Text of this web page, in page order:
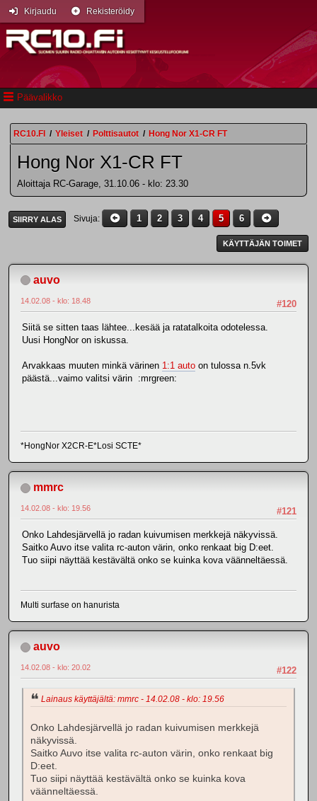
Päävalikko
Kirjaudu Rekisteröidy
RC10.FI / Yleiset / Polttisautot / Hong Nor X1-CR FT
Hong Nor X1-CR FT
Aloittaja RC-Garage, 31.10.06 - klo: 23.30
SIIRRY ALAS Sivuja 1 2 3 4 5 6
KÄYTTÄJÄN TOIMET
auvo
#120
14.02.08 - klo: 18.48
Siitä se sitten taas lähtee...kesää ja ratatalkoita odotelessa.
Uusi HongNor on iskussa.
Arvakkaas muuten minkä värinen 1:1 auto on tulossa n.5vk
päästä...vaimo valitsi värin :mrgreen:
*HongNor X2CR-E*Losi SCTE*
mmrc
#121
14.02.08 - klo: 19.56
Onko Lahdesjärvellä jo radan kuivumisen merkkejä näkyvissä.
Saitko Auvo itse valita rc-auton värin, onko renkaat big D:eet.
Tuo siipi näyttää kestävältä onko se kuinka kova väänneltäessä.
Multi surfase on hanurista
auvo
#122
14.02.08 - klo: 20.02
Lainaus käyttäjältä: mmrc - 14.02.08 - klo: 19.56
Onko Lahdesjärvellä jo radan kuivumisen merkkejä
näkyvissä.
Saitko Auvo itse valita rc-auton värin, onko renkaat big
D:eet.
Tuo siipi näyttää kestävältä onko se kuinka kova
väänneltäessä.